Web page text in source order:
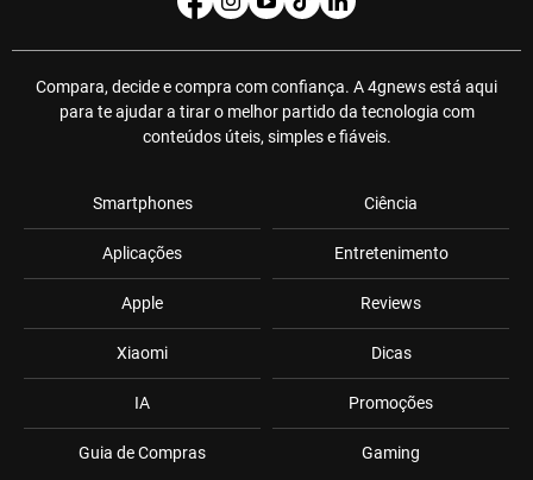
Compara, decide e compra com confiança. A 4gnews está aqui
para te ajudar a tirar o melhor partido da tecnologia com
conteúdos úteis, simples e fiáveis.
Smartphones
Aplicações
Apple
Xiaomi
IA
Guia de Compras
Ciência
Entretenimento
Reviews
Dicas
Promoções
Gaming